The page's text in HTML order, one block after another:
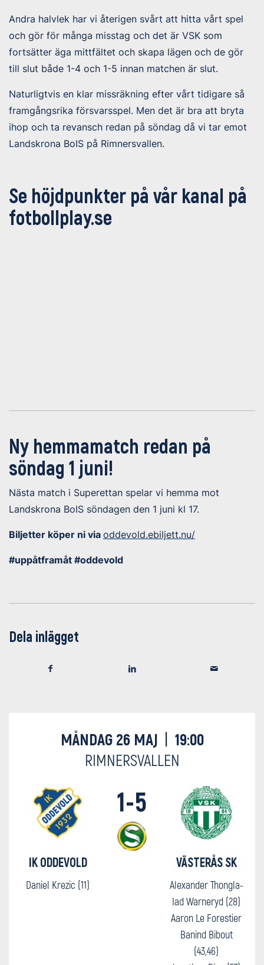
Andra halvlek har vi återigen svårt att hitta vårt spel
och gör för många misstag och det är VSK som
fortsätter äga mittfältet och skapa lägen och de gör
till slut både 1-4 och 1-5 innan matchen är slut.
Naturligtvis en klar missräkning efter vårt tidigare så
framgångsrika försvarsspel. Men det är bra att bryta
ihop och ta revansch redan på söndag då vi tar emot
Landskrona BoIS på Rimnersvallen.
Se höjdpunkter på vår kanal på
fotbollplay.se
Ny hemmamatch redan på
söndag 1 juni!
Nästa match i Superettan spelar vi hemma mot
Landskrona BoIS söndagen den 1 juni kl 17.
Biljetter köper ni via oddevold.ebiljett.nu/
#uppåtframåt #oddevold
Dela inlägget
MÅNDAG 26 MAJ | 19:00
RIMNERSVALLEN
IK ODDEVOLD
Daniel Krezic (11)
1-5
VÄSTERÅS SK
Alexander Thongla-
Iad Warneryd (28)
Aaron Le Forestier
Banind Bibout
(43,46)